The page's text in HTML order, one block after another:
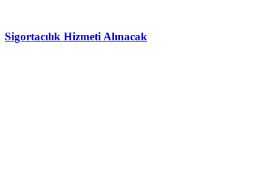
Sigortacılık Hizmeti Alınacak